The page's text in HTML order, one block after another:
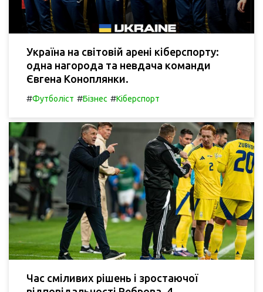
Україна на світовій арені кіберспорту:
одна нагорода та невдача команди
Євгена Коноплянки.
#Футболіст #Бізнес #Кіберспорт
Час сміливих рішень і зростаючої